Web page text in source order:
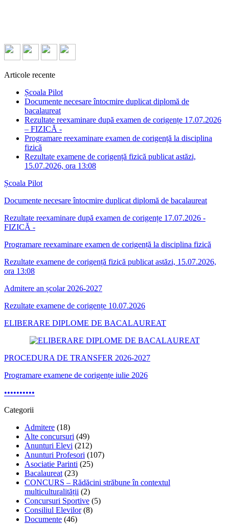
Articole recente
Școala Pilot
Documente necesare întocmire duplicat diplomă de
bacalaureat
Rezultate reexaminare după examen de corigențe 17.07.2026
– FIZICĂ -
Programare reexaminare examen de corigență la disciplina
fizică
Rezultate examene de corigență fizică publicat astăzi,
15.07.2026, ora 13:08
Școala Pilot
Documente necesare întocmire duplicat diplomă de bacalaureat
Rezultate reexaminare după examen de corigențe 17.07.2026 -
FIZICĂ -
Programare reexaminare examen de corigență la disciplina fizică
Rezultate examene de corigență fizică publicat astăzi, 15.07.2026,
ora 13:08
Admitere an școlar 2026-2027
Rezultate examene de corigențe 10.07.2026
ELIBERARE DIPLOME DE BACALAUREAT
PROCEDURA DE TRANSFER 2026-2027
Programare examene de corigențe iulie 2026
••••••••••
Categorii
Admitere (18)
Alte concursuri (49)
Anunturi Elevi (212)
Anunturi Profesori (107)
Asociatie Parinti (25)
Bacalaureat (23)
CONCURS – Rădăcini străbune în contextul
multiculturalității (2)
Concursuri Sportive (5)
Consiliul Elevilor(8)
Documente (46)